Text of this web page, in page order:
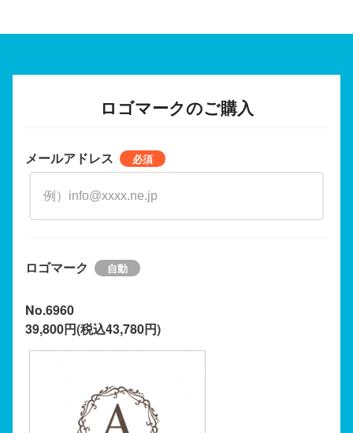
ロゴマークのご購入
メールアドレス
ロゴマーク
No.6960
39,800円(税込43,780円)